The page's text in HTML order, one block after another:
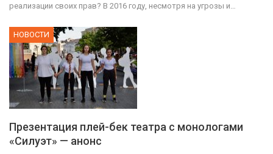
реализации своих прав? В 2016 году, несмотря на угрозы и…
НОВОСТИ
Презентация плей-бек театра с монологами
«Силуэт» — анонс